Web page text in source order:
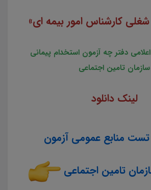
شغلی کارشناس امور بیمه ای»
دفتر چه آزمون استخدام پیمانی
سازمان تامین اجتماعی
لینک دانلود
تست منابع عمومی آزمون
تامین اجتماعی